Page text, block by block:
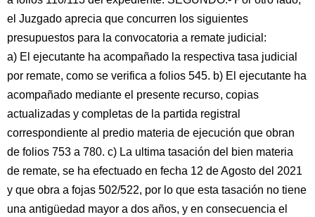
el Juzgado aprecia que concurren los siguientes
presupuestos para la convocatoria a remate judicial:
a) El ejecutante ha acompañado la respectiva tasa judicial
por remate, como se verifica a folios 545. b) El ejecutante ha
acompañado mediante el presente recurso, copias
actualizadas y completas de la partida registral
correspondiente al predio materia de ejecución que obran
de folios 753 a 780. c) La ultima tasación del bien materia
de remate, se ha efectuado en fecha 12 de Agosto del 2021
y que obra a fojas 502/522, por lo que esta tasación no tiene
una antigüedad mayor a dos años, y en consecuencia el